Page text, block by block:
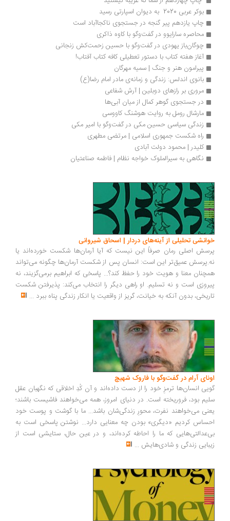
بوکر عربی 2020  به دیوان اسپارتی رسید
چاپ یازدهم پیر گنجه در جستجوی ناکجاآباد است
محاصره سارایوو در گفت‌وگو با کاوه ذاکری
چوگان‌باز یهودی در گفت‌وگو با حسین زحمت‌کش زنجانی
آغاز هفته کتاب با دستور تعطیلی کافه کتاب آفتاب!
پیرامون هنر و جنگ | سمیه مهرگان
بانوی اندلس: زندگی و زمانه‌ی مادر امام رضا(ع)
مروری بر رازهای دوبلین | آرش شفاعی
در جستجوی گوهر کمال از میان آبی‌ها
مارشال رومل به روایت هوشنگ کاووسی
زندگی سیاسی حسین مکی در گفت‌وگو با امیر مکی
راه شکست جمهوری اسلامی | مرتضی‌ مطهری
کلیدر | محمود دولت آبادی
نگاهی به سیرالملوک خواجه نظام‌ | فاطمه صناعتیان
تحلیلی از آینه‌های دردار | اسحاق شیروانی
اصلی رمان صرفاً این نیست که آیا آرمان‌ها شکست خورده‌اند یا
عمیق‌تر این است: انسان پس از شکست آرمان‌ها چگونه می‌تواند
معنا و هویت خود را حفظ کند؟... پاسخی که ابراهیم برمی‌گزیند، نه
است و نه تسلیم. او راهی دیگر را انتخاب می‌کند: پذیرفتن شکست
بدون آنکه به خیانت، گریز از واقعیت یا انکار زندگی پناه ببرد...
آرام در گفت‌وگو با فاروک شهیچ‭
انسان‌ها ترمزِ خود را از دست داده‌اند و آن کُدِ اخلاقی که نگهبان عقل
بود، فروریخته است. در دنیای امروز، همه می‌خواهند فاشیست باشند؛
می‌خواهند نفرت، محورِ زندگی‌شان باشد... ما با گوشت و پوست خود
کردیم «دیگری» بودن چه معنایی دارد... نوشتن پاسخی است به
که ما را احاطه کرده‌اند، و در عین حال، ستایشی است از
زندگی و شادی‌هایش...